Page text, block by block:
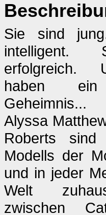
Sie sind
intelligent.
erfolgreich.
haben ein
Geheimnis...
Alyssa
Roberts
Modells der
und in jeder
Welt
zwischen